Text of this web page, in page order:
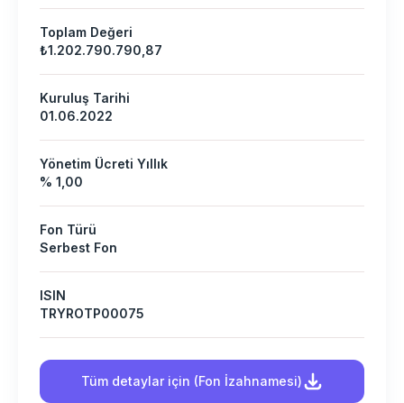
Toplam Değeri
₺1.202.790.790,87
Kuruluş Tarihi
01.06.2022
Yönetim Ücreti Yıllık
% 1,00
Fon Türü
Serbest Fon
ISIN
TRYROTP00075
Tüm detaylar için (Fon İzahnamesi)